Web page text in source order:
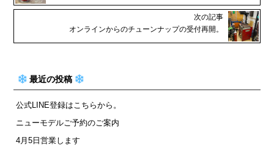
次の記事
オンラインからのチューンナップの受付再開。
最近の投稿
公式LINE登録はこちらから。
ニューモデルご予約のご案内
4月5日営業します